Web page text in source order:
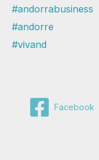
#andorrabusiness
#andorre
#vivand
Facebook